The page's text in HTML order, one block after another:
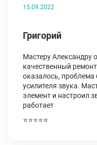
15.09.2022
Григорий
Мастеру Александру
качественный
оказалось,
усилителя звука.
элемент и настроил
работает
⭐⭐⭐⭐⭐